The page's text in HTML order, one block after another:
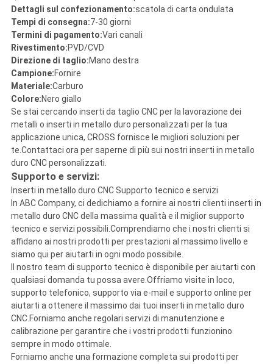
Dettagli sul confezionamento:scatola di carta ondulata
Tempi di consegna:7-30 giorni
Termini di pagamento:Vari canali
Rivestimento:PVD/CVD
Direzione di taglio:Mano destra
Campione:Fornire
Materiale:Carburo
Colore:Nero giallo
Se stai cercando inserti da taglio CNC per la lavorazione dei
metalli o inserti in metallo duro personalizzati per la tua
applicazione unica, CROSS fornisce le migliori soluzioni per
te.Contattaci ora per saperne di più sui nostri inserti in metallo
duro CNC personalizzati.
Supporto e servizi:
Inserti in metallo duro CNC Supporto tecnico e servizi
In ABC Company, ci dedichiamo a fornire ai nostri clienti inserti in
metallo duro CNC della massima qualità e il miglior supporto
tecnico e servizi possibili.Comprendiamo che i nostri clienti si
affidano ai nostri prodotti per prestazioni al massimo livello e
siamo qui per aiutarti in ogni modo possibile.
Il nostro team di supporto tecnico è disponibile per aiutarti con
qualsiasi domanda tu possa avere.Offriamo visite in loco,
supporto telefonico, supporto via e-mail e supporto online per
aiutarti a ottenere il massimo dai tuoi inserti in metallo duro
CNC.Forniamo anche regolari servizi di manutenzione e
calibrazione per garantire che i vostri prodotti funzionino
sempre in modo ottimale.
Forniamo anche una formazione completa sui prodotti per